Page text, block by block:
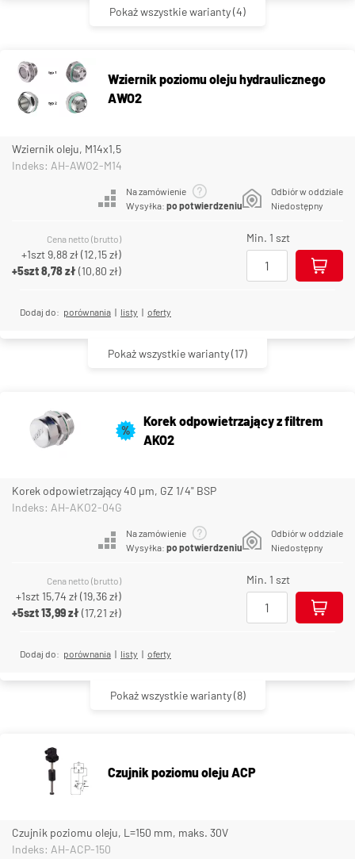
Pokaż wszystkie warianty(4)
Wziernik poziomu oleju hydraulicznego
AWO2
Wziernik oleju, M14x1,5
Indeks: AH-AWO2-M14
Na zamówienie
Wysyłka: po potwierdzeniu
Odbiór w oddziale
Niedostępny
Cena netto (brutto)
+1szt9,88 zł(12,15 zł)
+5szt8,78 zł(10,80 zł)
Min. 1 szt
Dodaj do: porównania | listy | oferty
Pokaż wszystkie warianty(17)
%
Korek odpowietrzający z filtrem
AKO2
Korek odpowietrzający 40 µm, GZ 1/4" BSP
Indeks: AH-AKO2-04G
Na zamówienie
Wysyłka: po potwierdzeniu
Odbiór w oddziale
Niedostępny
Cena netto (brutto)
+1szt 15,74 zł(19,36 zł)
+5szt13,99 zł(17,21 zł)
Min. 1 szt
Dodaj do: porównania | listy | oferty
Pokaż wszystkie warianty(8)
Czujnik poziomu oleju ACP
Czujnik poziomu oleju, L=150 mm, maks. 30V
Indeks: AH-ACP-150